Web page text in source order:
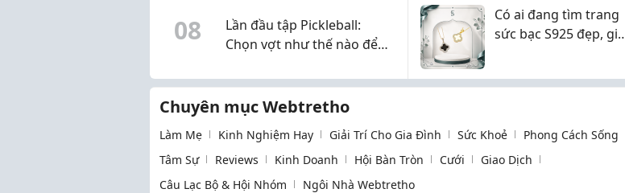
08
Lần đầu tập Pickleball:
Chọn vợt như thế nào để
hở các mẹ? Nội dung:
Có ai đang tìm trang
sức bạc S925 đẹp, giá
Chuyên mục Webtretho
Làm Mẹ Kinh Nghiệm Hay Giải Trí Cho Gia Đình Sức Khoẻ
Phong Cách Sống
Tâm Sự
Reviews Kinh Doanh Hội Bàn Tròn Cưới
Giao Dịch
Câu Lạc Bộ & Hội Nhóm
Ngôi Nhà Webtretho